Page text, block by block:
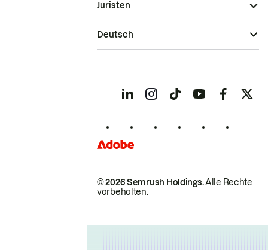
© 2026 Semrush Holdings.Alle Rechte
vorbehalten.
Juristen
Deutsch